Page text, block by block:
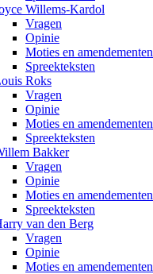
Willems-Kardol
Vragen
Opinie
Moties en amendementen
Spreekteksten
Roks
Vragen
Opinie
Moties en amendementen
Spreekteksten
Bakker
Vragen
Opinie
Moties en amendementen
Spreekteksten
van den Berg
Vragen
Opinie
Moties en amendementen